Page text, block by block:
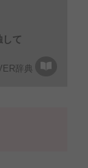
して
辞典